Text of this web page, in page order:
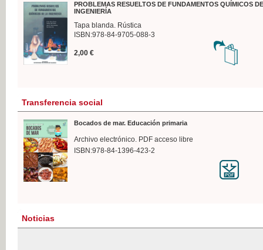
PROBLEMAS RESUELTOS DE FUNDAMENTOS QUÍMICOS
INGENIERÍA
Tapa blanda. Rústica
ISBN:978-84-9705-088-3
2,00 €
Transferencia social
Bocados de mar. Educación primaria
Archivo electrónico. PDF acceso libre
ISBN:978-84-1396-423-2
Noticias